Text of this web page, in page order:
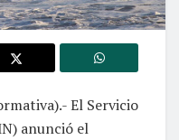
El Servicio
anunció el